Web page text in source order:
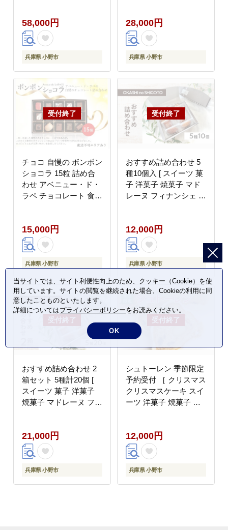
58,000円
兵庫県 小野市
手作り 深い 味わい ご
褒美 おやつ 甘いもの
15種類
28,000円
兵庫県 小野市
チョコ 自慢の ボンボン
ショコラ 15粒 詰め合
わせ アベニュー・ド・
ラペ チョコレート 食べ
ご当地 有名 ギフト 贈
答 贈答品 冷蔵 冷蔵配
送 兵庫 兵庫県 小野市
15,000円
兵庫県 小野市
おすすめ詰め合わせ 5
種10個入 [ スイーツ 菓
子 洋菓子 焼菓子 マド
レーヌ フィナンシェ ク
12,000円
兵庫県 小野市
おすすめ詰め合わせ 2
箱セット 5種計20個 [
スイーツ 菓子 洋菓子
焼菓子 マドレーヌ フィ
ゼント ]
21,000円
兵庫県 小野市
シュトーレン 季節限定
予約受付 ［ クリスマス
クリスマスケーキ スイ
ーツ 洋菓子 焼菓子 ケ
12,000円
兵庫県 小野市
当サイトでは、サイト利便性向上のため、クッキー（Cookie）を使
用しています。サイトの閲覧を継続された場合、Cookieの利用に同
意したことものといたします。
詳細についてはプライバシーポリシーをお読みください。
OK